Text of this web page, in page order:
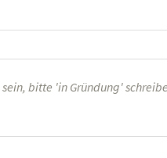
bitte 'in Gründung'